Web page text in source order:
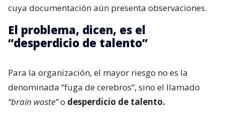
cuya documentación aún presenta observaciones.
El problema, dicen, es el
“desperdicio de talento”
Para la organización, el mayor riesgo no es la
denominada “fuga de cerebros”, sino el llamado
“brain waste”o desperdicio de talento.